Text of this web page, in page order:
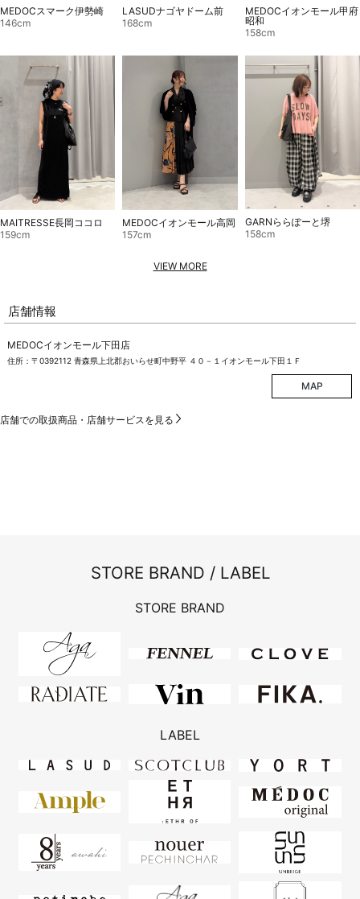
MEDOCスマーク伊勢崎
146cm
LASUDナゴヤドーム前
168cm
MEDOCイオンモール甲府
昭和
158cm
MAITRESSE長岡ココロ
159cm
MEDOCイオンモール高岡
157cm
GARNららぽーと堺
158cm
VIEW MORE
店舗情報
MEDOCイオンモール下田店
住所：〒0392112 青森県上北郡おいらせ町中野平 ４０－１イオンモール下田１Ｆ
MAP
店舗での取扱商品・店舗サービスを見る
STORE BRAND / LABEL
STORE BRAND
LABEL